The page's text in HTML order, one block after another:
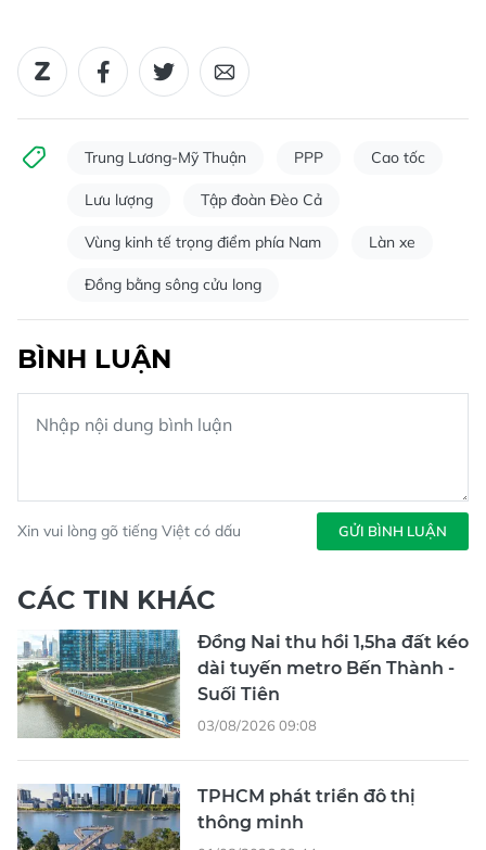
Trung Lương-Mỹ Thuận PPP Cao tốc
Lưu lượng Tập đoàn Đèo Cả
Vùng kinh tế trọng điểm phía Nam Làn xe
Đồng bằng sông cửu long
BÌNH LUẬN
Xin vui lòng gõ tiếng Việt có dấu GỬI BÌNH LUẬN
CÁC TIN KHÁC
Đồng Nai thu hồi 1,5ha đất kéo
dài tuyến metro Bến Thành -
Suối Tiên
03/08/2026 09:08
TPHCM phát triển đô thị
thông minh